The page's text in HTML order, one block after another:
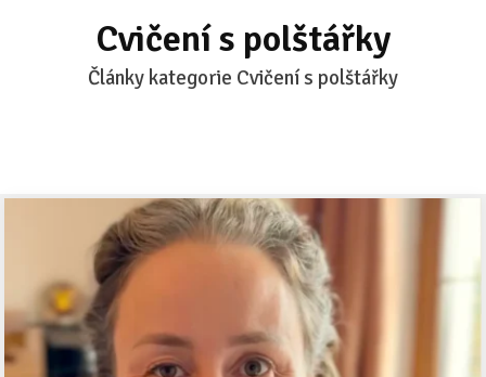
Cvičení s polštářky
Články kategorie Cvičení s polštářky